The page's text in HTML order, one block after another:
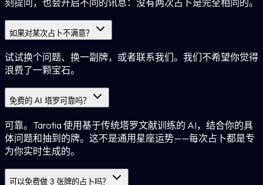
刻提问，也会开启不同的讯息：没有两次占卜是完全相同的。
如果对某次占卜不满意？
试试换个问题、换一副牌，或者联系我们。我们不希望你觉得
浪费了一颗宝石。
免费的 AI 塔罗可靠吗？
可靠。Tarotia 使用基于传统塔罗文献训练的 AI，结合你的具
体问题和抽到的牌。这不是通用星座运势——每次占卜都是专
为你实时生成的。
可以免费做 3 张牌的占卜吗？